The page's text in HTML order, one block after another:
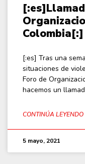
Colombia[:]
[:es] Tras una
situaciones de
Foro de
hacemos un
CONTINÚA LEYENDO
5 mayo, 2021